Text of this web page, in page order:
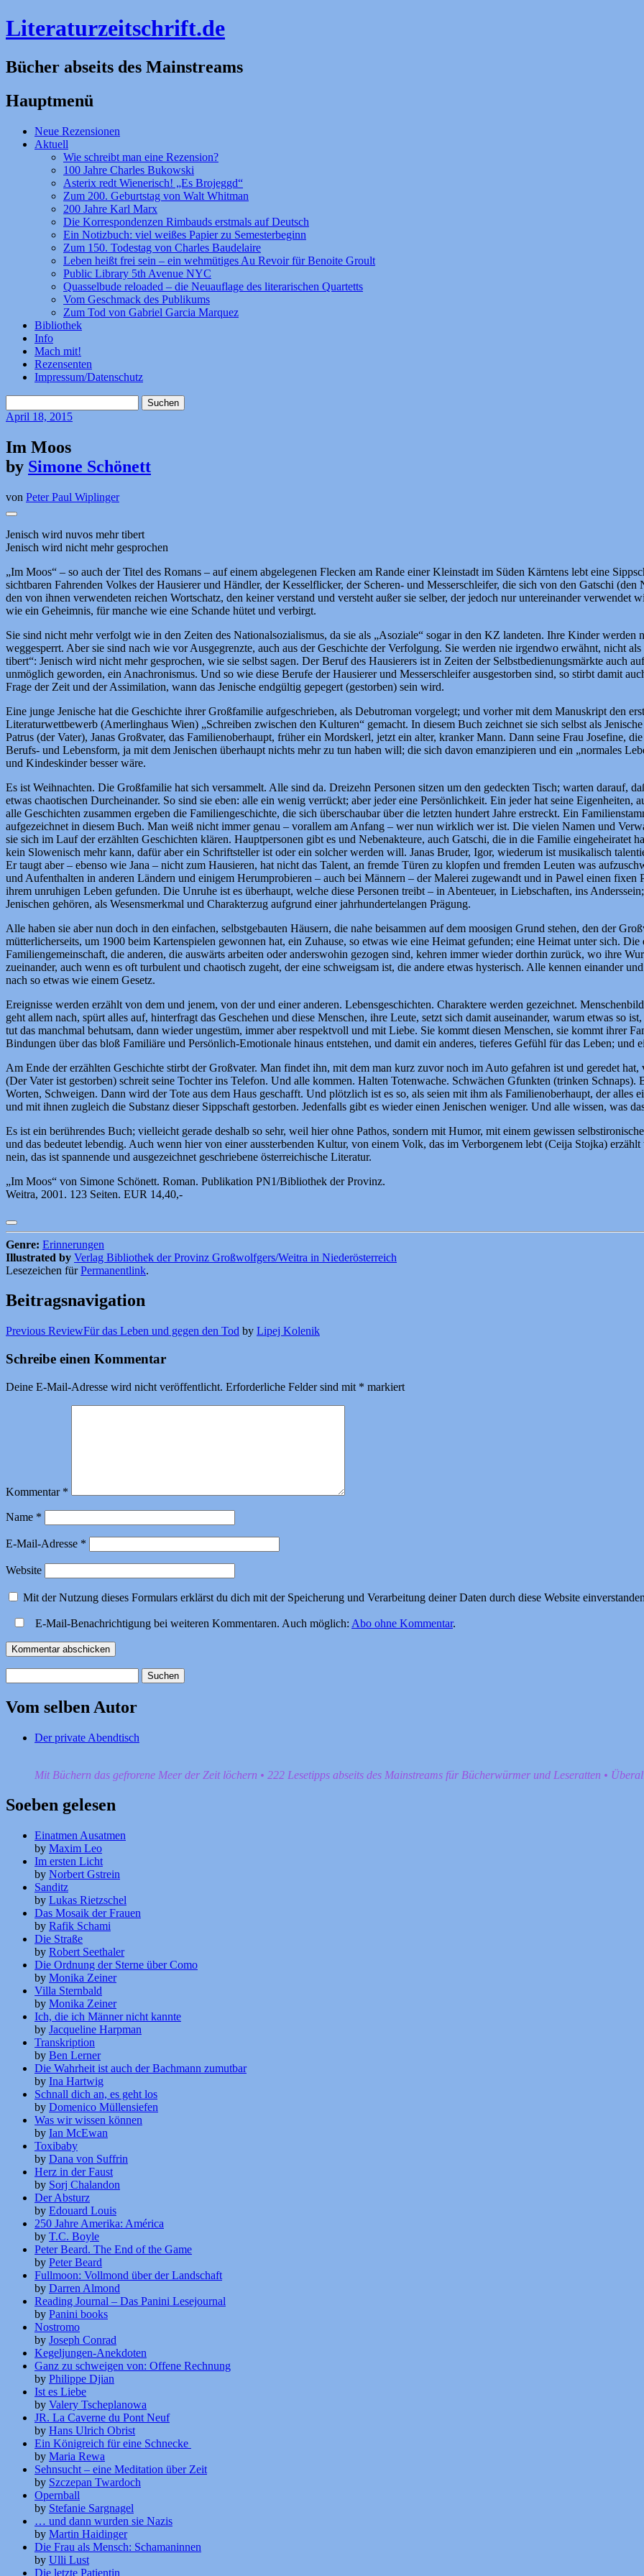
Literaturzeitschrift.de
Bücher abseits des Mainstreams
Hauptmenü
Zum
Inhalt
Neue Rezensionen
Aktuell
Wie schreibt man eine Rezension?
100 Jahre Charles Bukowski
Asterix redt Wienerisch! „Es Brojeggd“
Zum 200. Geburtstag von Walt Whitman
200 Jahre Karl Marx
Die Korrespondenzen Rimbauds erstmals auf Deutsch
Ein Notizbuch: viel weißes Papier zu Semesterbeginn
Zum 150. Todestag von Charles Baudelaire
Leben heißt frei sein – ein wehmütiges Au Revoir für Benoite Groult
Public Library 5th Avenue NYC
Quasselbude reloaded – die Neuauflage des literarischen Quartetts
Vom Geschmack des Publikums
Zum Tod von Gabriel Garcia Marquez
Bibliothek
Info
Mach mit!
Rezensenten
Impressum/Datenschutz
nach:
April 18, 2015
Im Moos
by Simone Schönett
von Peter Paul Wiplinger
Jenisch wird nuvos mehr tibert
Jenisch wird nicht mehr gesprochen
„Im Moos“ – so auch der Titel des Romans – auf einem abgelegenen Flecken am Rande einer Kleinstadt im Süden Kärntens lebt eine
sichtbaren Fahrenden Volkes der Hausierer und Händler, der Kesselflicker, der Scheren- und Messerschleifer, die sich von den Gatschi
den von ihnen verwendeten reichen Wortschatz, den keiner verstand und versteht außer sie selber, der jedoch nur untereinander verwendet
wie ein Geheimnis, für manche wie eine Schande hütet und verbirgt.
Sie sind nicht mehr verfolgt wie in den Zeiten des Nationalsozialismus, da sie als „Asoziale“ sogar in den KZ landeten. Ihre Kinder werden
weggesperrt. Aber sie sind nach wie vor Ausgegrenzte, auch aus der Geschichte der Verfolgung. Sie werden nie irgendwo erwähnt, nicht
tibert“: Jenisch wird nicht mehr gesprochen, wie sie selbst sagen. Der Beruf des Hausierers ist in Zeiten der Selbstbedienungsmärkte auch
unmöglich geworden, ein Anachronismus. Und so wie diese Berufe der Hausierer und Messerschleifer ausgestorben sind, so stirbt damit
Frage der Zeit und der Assimilation, wann das Jenische endgültig gepegert (gestorben) sein wird.
Eine junge Jenische hat die Geschichte ihrer Großfamilie aufgeschrieben, als Debutroman vorgelegt; und vorher mit dem Manuskript den
Literaturwettbewerb (Amerlinghaus Wien) „Schreiben zwischen den Kulturen“ gemacht. In diesem Buch zeichnet sie sich selbst als
Patrus (der Vater), Janas Großvater, das Familienoberhaupt, früher ein Mordskerl, jetzt ein alter, kranker Mann. Dann seine Frau Josefine,
Berufs- und Lebensform, ja mit dem Jenischen überhaupt nichts mehr zu tun haben will; die sich davon emanzipieren und ein „normales
und Kindeskinder besser wäre.
Es ist Weihnachten. Die Großfamilie hat sich versammelt. Alle sind da. Dreizehn Personen sitzen um den gedeckten Tisch; warten darauf,
etwas chaotischen Durcheinander. So sind sie eben: alle ein wenig verrückt; aber jeder eine Persönlichkeit. Ein jeder hat seine
alle Geschichten zusammen ergeben die Familiengeschichte, die sich überschaubar über die letzten hundert Jahre erstreckt. Ein
aufgezeichnet in diesem Buch. Man weiß nicht immer genau – vorallem am Anfang – wer nun wirklich wer ist. Die vielen Namen und
sie sich im Lauf der erzählten Geschichten klären. Hauptpersonen gibt es und Nebenakteure, auch Gatschi, die in die Familie eingeheiratet
kein Slowenisch mehr kann, dafür aber ein Schriftsteller ist oder ein solcher werden will. Janas Bruder, Igor, wiederum ist musikalisch
Er taugt aber – ebenso wie Jana – nicht zum Hausieren, hat nicht das Talent, an fremde Türen zu klopfen und fremden Leuten was
und Aufenthalten in anderen Ländern und einigem Herumprobieren – auch bei Männern – der Malerei zugewandt und in Pawel einen
ihrem unruhigen Leben gefunden. Die Unruhe ist es überhaupt, welche diese Personen treibt – in Abenteuer, in Liebschaften, ins
Jenischen gehören, als Wesensmerkmal und Charakterzug aufgrund einer jahrhundertelangen Prägung.
Alle haben sie aber nun doch in den einfachen, selbstgebauten Häusern, die nahe beisammen auf dem moosigen Grund stehen, den der
mütterlicherseits, um 1900 beim Kartenspielen gewonnen hat, ein Zuhause, so etwas wie eine Heimat gefunden; eine Heimat unter sich.
Familiengemeinschaft, die anderen, die auswärts arbeiten oder anderswohin gezogen sind, kehren immer wieder dorthin zurück, wo ihre
zueinander, auch wenn es oft turbulent und chaotisch zugeht, der eine schweigsam ist, die andere etwas hysterisch. Alle kennen einander
nach so etwas wie einem Gesetz.
Ereignisse werden erzählt von dem und jenem, von der und einer anderen. Lebensgeschichten. Charaktere werden gezeichnet.
geht allem nach, spürt alles auf, hinterfragt das Geschehen und diese Menschen, ihre Leute, setzt sich damit auseinander, warum etwas so
tut das manchmal behutsam, dann wieder ungestüm, immer aber respektvoll und mit Liebe. Sie kommt diesen Menschen, sie kommt ihrer
Bindungen über das bloß Familiäre und Persönlich-Emotionale hinaus entstehen, und damit ein anderes, tieferes Gefühl für das Leben; und
Am Ende der erzählten Geschichte stirbt der Großvater. Man findet ihn, mit dem man kurz zuvor noch im Auto gefahren ist und geredet
(Der Vater ist gestorben) schreit seine Tochter ins Telefon. Und alle kommen. Halten Totenwache. Schwächen Gfunkten (trinken
Worten, Schweigen. Dann wird der Tote aus dem Haus geschafft. Und plötzlich ist es so, als seien mit ihm als Familienoberhaupt, der alles
und mit ihnen zugleich die Substanz dieser Sippschaft gestorben. Jedenfalls gibt es wieder einen Jenischen weniger. Und alle wissen, was
Es ist ein berührendes Buch; vielleicht gerade deshalb so sehr, weil hier ohne Pathos, sondern mit Humor, mit einem gewissen
und das bedeutet lebendig. Auch wenn hier von einer aussterbenden Kultur, von einem Volk, das im Verborgenem lebt (Ceija Stojka)
nein, das ist spannende und ausgezeichnet geschriebene österreichische Literatur.
„Im Moos“ von Simone Schönett. Roman. Publikation PN1/Bibliothek der Provinz.
Weitra, 2001. 123 Seiten. EUR 14,40,-
Genre: Erinnerungen
Illustrated by Verlag Bibliothek der Provinz Großwolfgers/Weitra in Niederösterreich
Lesezeichen fürPermanentlink.
Beitragsnavigation
Previous ReviewFür das Leben und gegen den Tod by Lipej Kolenik
Schreibe einen Kommentar
Deine E-Mail-Adresse wird nicht veröffentlicht. Erforderliche Felder sind mit * markiert
Kommentar *
Name *
E-Mail-Adresse *
Website
Mit der Nutzung dieses Formulars erklärst du dich mit der Speicherung und Verarbeitung deiner Daten durch diese Website
E-Mail-Benachrichtigung bei weiteren Kommentaren. Auch möglich: Abo ohne Kommentar.
nach:
Vom selben Autor
Der private Abendtisch
Mit Büchern das gefrorene Meer der Zeit löchern • 222 Lesetipps abseits des Mainstreams für Bücherwürmer und Leseratten •
Soeben gelesen
Einatmen Ausatmen
by Maxim Leo
Im ersten Licht
by Norbert Gstrein
Sanditz
by Lukas Rietzschel
Das Mosaik der Frauen
by Rafik Schami
Die Straße
by Robert Seethaler
Die Ordnung der Sterne über Como
by Monika Zeiner
Villa Sternbald
by Monika Zeiner
Ich, die ich Männer nicht kannte
by Jacqueline Harpman
Transkription
by Ben Lerner
Die Wahrheit ist auch der Bachmann zumutbar
by Ina Hartwig
Schnall dich an, es geht los
by Domenico Müllensiefen
Was wir wissen können
by Ian McEwan
Toxibaby
by Dana von Suffrin
Herz in der Faust
by Sorj Chalandon
Der Absturz
by Edouard Louis
250 Jahre Amerika: América
by T.C. Boyle
Peter Beard. The End of the Game
by Peter Beard
Fullmoon: Vollmond über der Landschaft
by Darren Almond
Reading Journal – Das Panini Lesejournal
by Panini books
Nostromo
by Joseph Conrad
Kegeljungen-Anekdoten
Ganz zu schweigen von: Offene Rechnung
by Philippe Djian
Ist es Liebe
by Valery Tscheplanowa
JR. La Caverne du Pont Neuf
by Hans Ulrich Obrist
Ein Königreich für eine Schnecke
by Maria Rewa
Sehnsucht – eine Meditation über Zeit
by Szczepan Twardoch
Opernball
by Stefanie Sargnagel
… und dann wurden sie Nazis
by Martin Haidinger
Die Frau als Mensch: Schamaninnen
by Ulli Lust
Die letzte Patientin